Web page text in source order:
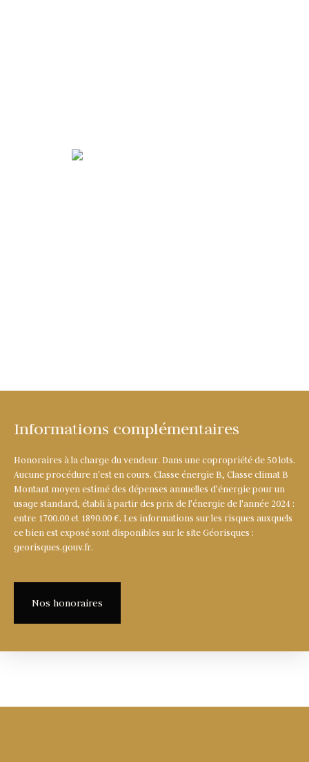
Informations complémentaires
Honoraires à la charge du vendeur. Dans une copropriété de 50 lots.
Aucune procédure n'est en cours. Classe énergie B, Classe climat B
Montant moyen estimé des dépenses annuelles d'énergie pour un
usage standard, établi à partir des prix de l'énergie de l'année 2024 :
entre 1700.00 et 1890.00 €. Les informations sur les risques auxquels
ce bien est exposé sont disponibles sur le site Géorisques :
georisques.gouv.fr.
Nos honoraires